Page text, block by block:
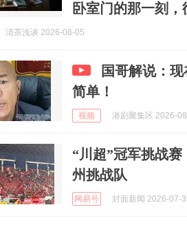
卧室门的那一刻，
清茶浅谈 2026-08-05
国哥解说：
简单！
视频 港剧聚集区 2026-
“川超”冠军挑战
州挑战队
网易号 封面新闻 2026-07-